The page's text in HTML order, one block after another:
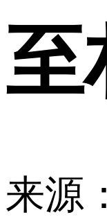
至
来源